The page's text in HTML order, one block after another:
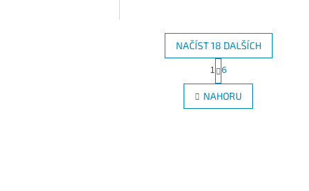
O
v
l
NAČÍST 18 DALŠÍCH
S
t
r
á
n
1 6
NAHORU